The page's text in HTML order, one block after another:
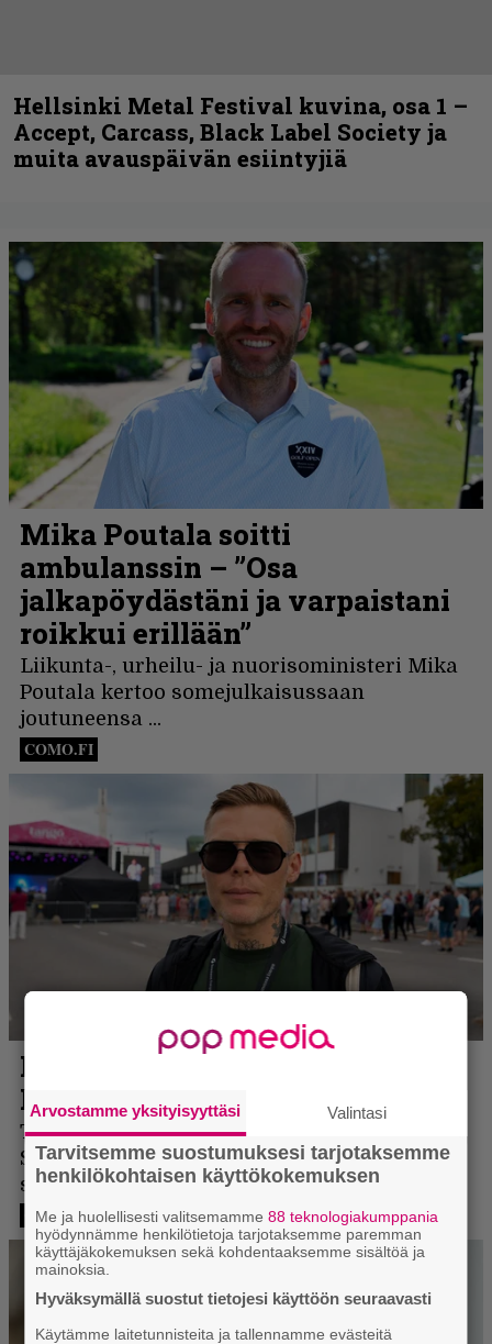
Hellsinki Metal Festival kuvina, osa 1 –
Accept, Carcass, Black Label Society ja
muita avauspäivän esiintyjiä
Arvostamme yksityisyyttäsi Valintasi
Tarvitsemme suostumuksesi tarjotaksemme
henkilökohtaisen käyttökokemuksen
Me ja huolellisesti valitsemamme88 teknologiakumppania
hyödynnämme henkilötietoja tarjotaksemme paremman
käyttäjäkokemuksen sekä kohdentaaksemme sisältöä ja
mainoksia.
Hyväksymällä suostut tietojesi käyttöön seuraavasti
Käytämme laitetunnisteita ja tallennamme evästeitä